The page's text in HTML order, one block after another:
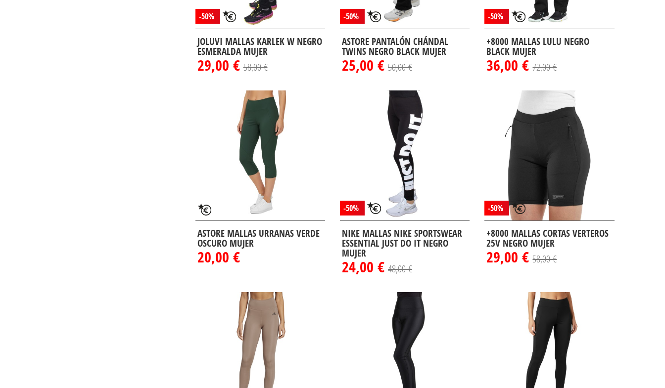
-50%
JOLUVI MALLAS KARLEK W NEGRO
ESMERALDA MUJER
29,00 €58,00 €
-50%
ASTORE PANTALÓN CHÁNDAL
TWINS NEGRO BLACK MUJER
25,00 € 50,00 €
-50%
+8000 MALLAS LULU NEGRO
BLACK MUJER
36,00 €72,00 €
ASTORE MALLAS URRANAS VERDE
OSCURO MUJER
20,00 €
-50%
NIKE MALLAS NIKE SPORTSWEAR
ESSENTIAL JUST DO IT NEGRO
MUJER
24,00 € 48,00 €
-50%
+8000 MALLAS CORTAS VERTEROS
25V NEGRO MUJER
29,00 €58,00 €